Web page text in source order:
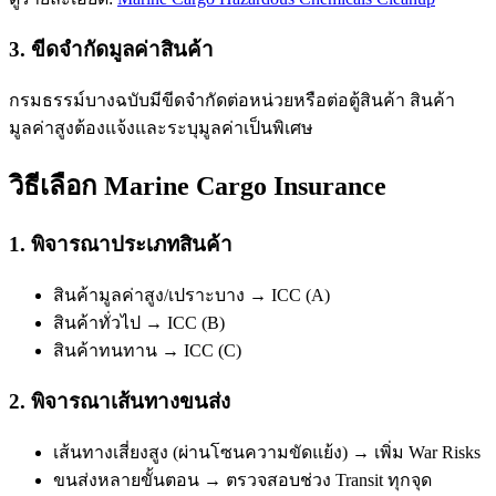
3. ขีดจำกัดมูลค่าสินค้า
กรมธรรม์บางฉบับมีขีดจำกัดต่อหน่วยหรือต่อตู้สินค้า สินค้า
มูลค่าสูงต้องแจ้งและระบุมูลค่าเป็นพิเศษ
วิธีเลือก Marine Cargo Insurance
1. พิจารณาประเภทสินค้า
สินค้ามูลค่าสูง/เปราะบาง → ICC (A)
สินค้าทั่วไป → ICC (B)
สินค้าทนทาน → ICC (C)
2. พิจารณาเส้นทางขนส่ง
เส้นทางเสี่ยงสูง (ผ่านโซนความขัดแย้ง) → เพิ่ม War Risks
ขนส่งหลายขั้นตอน → ตรวจสอบช่วง Transit ทุกจุด